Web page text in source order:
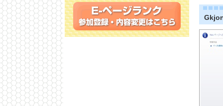
ランク
ランク
10
9
参加登録(無料)・内容変更